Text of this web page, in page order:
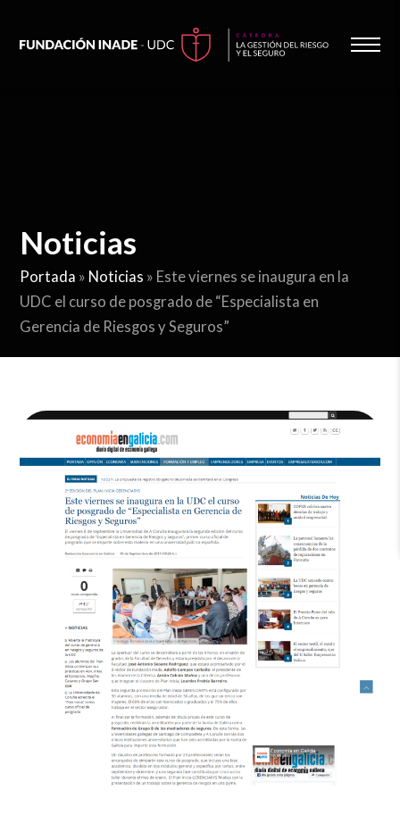
Noticias
Portada » Noticias » Este viernes se inaugura en la
UDC el curso de posgrado de “Especialista en
Gerencia de Riesgos y Seguros”